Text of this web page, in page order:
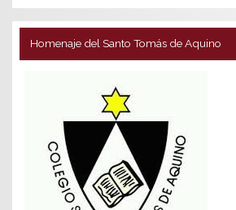
Homenaje del Santo Tomás de Aquino